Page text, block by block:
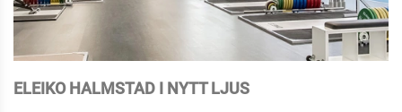
ELEIKO HALMSTAD I NYTT LJUS